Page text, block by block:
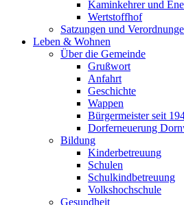
Kaminkehrer und
Wertstoffhof
Satzungen und
Leben & Wohnen
Über die Gemeinde
Grußwort
Anfahrt
Geschichte
Wappen
Bürgermeister seit
Dorferneuerung
Bildung
Kinderbetreuung
Schulen
Schulkindbetreuung
Volkshochschule
Gesundheit